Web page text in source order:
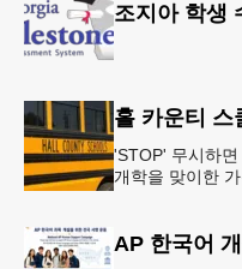
조지아 학생
홀 카운티 스
'STOP' 무시하
개학을 맞이한
AP 한국어